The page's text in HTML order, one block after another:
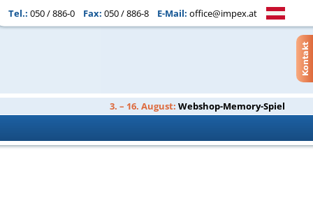
Tel.: 050 / 886-0 Fax: 050 / 886-8 E-Mail: office@impex.at
3. – 16. August: Webshop-Memory-Spiel